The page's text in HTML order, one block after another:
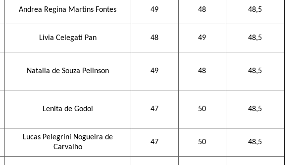
Andrea Regina Martins Fontes 49 48 48,5
Livia Celegati Pan 48 49 48,5
Natalia de Souza Pelinson 49 48 48,5
Lenita de Godoi 47 50 48,5
Lucas Pelegrini Nogueira de
Carvalho
47 50 48,5